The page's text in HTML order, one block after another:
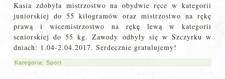
Kasia zdobyła mistrzostwo na obydwie ręce w kategorii
juniorskiej do 55 kilogramów oraz mistrzostwo na rękę
prawą i wicemistrzostwo na rękę lewą w kategorii
seniorskiej do 55 kg. Zawody odbyły się w Szczyrku w
dniach: 1.04-2.04.2017. Serdecznie gratulujemy!
Kategoria:Sport